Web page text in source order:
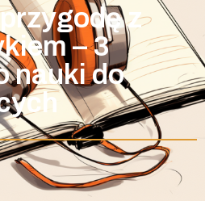
z
– 3
nauki do